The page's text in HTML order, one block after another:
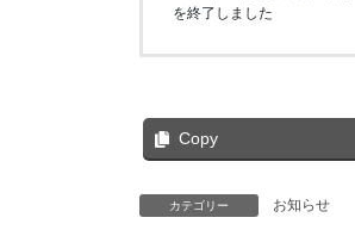
を終了しました
Copy
カテゴリー お知らせ